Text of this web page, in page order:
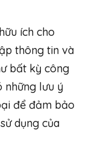
ích cho
thông tin và
bất kỳ công
những lưu ý
để đảm bảo
dụng của